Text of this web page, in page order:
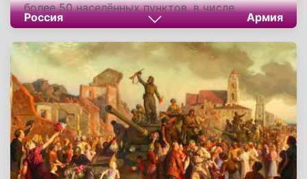
более 50 населённых пунктов, в числе
которых Семчегора, Уссуна, Красная Речка,
Кеняки, Сям-Озеро, Салменица, Кукойла,
Пульчейло, Сарсельга, Вареньселькя. Варпа-
Селькя и железнодорожные станции Чалка,
Падозеро, Виллягора, Кутижма, Сяньга (на
железной дороге Петрозаводск - Сортавала).
Россия Армия